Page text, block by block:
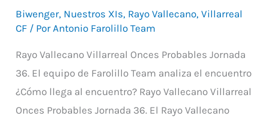
Biwenger, Nuestros XIs, Rayo Vallecano,Villarreal
CF / PorAntonio Farolillo Team
Rayo Vallecano Villarreal Onces Probables Jornada
36. El equipo de Farolillo Team analiza el encuentro
¿Cómo llega al encuentro? Rayo Vallecano Villarreal
Onces Probables Jornada 36. El Rayo Vallecano
C.F.
Onces
Recomendaciones